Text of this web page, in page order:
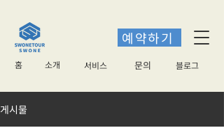
홈 소개 서비스 ​문의 블로그
예약하기
게시물